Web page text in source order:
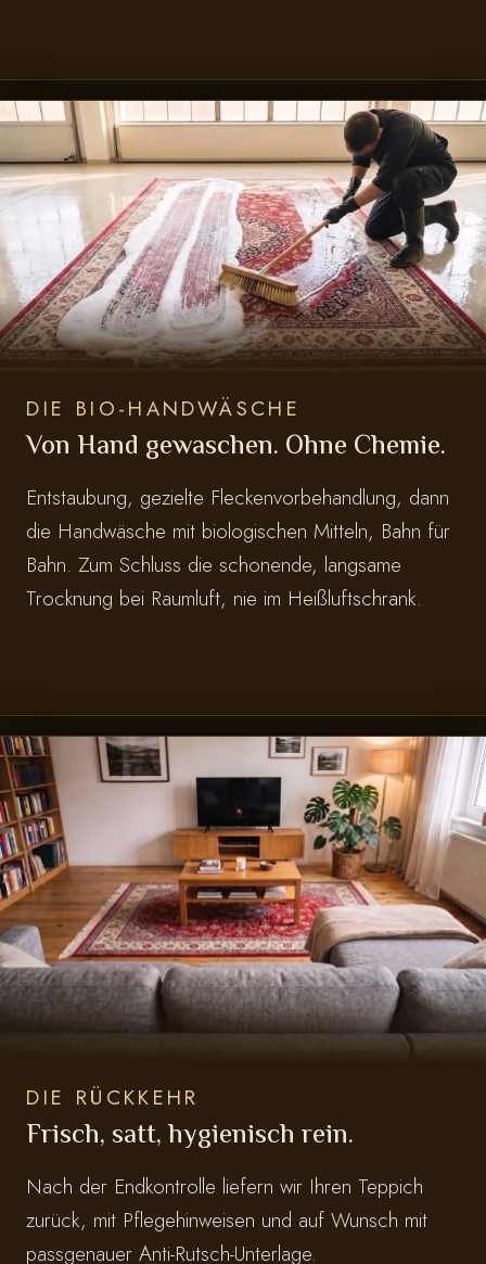
DIE BIO-HANDWÄSCHE
Von Hand gewaschen. Ohne Chemie.
Entstaubung, gezielte Fleckenvorbehandlung, dann
die Handwäsche mit biologischen Mitteln, Bahn für
Bahn. Zum Schluss die schonende, langsame
Trocknung bei Raumluft, nie im Heißluftschrank.
DIE RÜCKKEHR
Frisch, satt, hygienisch rein.
Nach der Endkontrolle liefern wir Ihren Teppich
zurück, mit Pflegehinweisen und auf Wunsch mit
passgenauer Anti-Rutsch-Unterlage.